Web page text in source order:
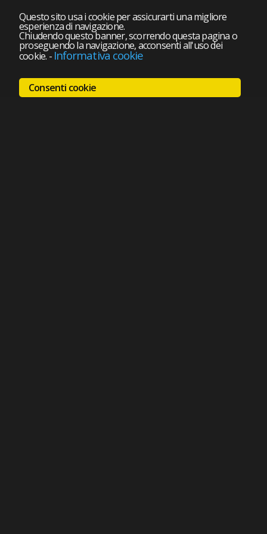
Questo sito usa i cookie per assicurarti una migliore
esperienza di navigazione.
Chiudendo questo banner, scorrendo questa pagina o
proseguendo la navigazione, acconsenti all'uso dei
cookie. - Informativa cookie
Consenti cookie